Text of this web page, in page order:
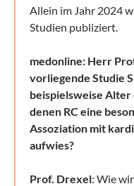
Allein im Jahr 2024
Studien publiziert.
medonline: Herr
vorliegende Studie
beispielsweise
denen RC eine
Assoziation mit
aufwies?
Prof. Drexel: Wie